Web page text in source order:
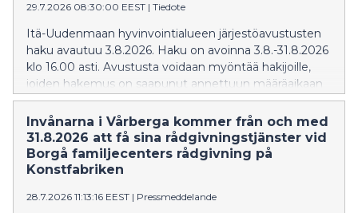
29.7.2026 08:30:00 EEST | Tiedote
Itä-Uudenmaan hyvinvointialueen järjestöavustusten
haku avautuu 3.8.2026. Haku on avoinna 3.8.-31.8.2026
klo 16.00 asti. Avustusta voidaan myöntää hakijoille,
joiden hakemus on saapunut annettuun määräaikaan
mennessä.
Invånarna i Vårberga kommer från och med
31.8.2026 att få sina rådgivningstjänster vid
Borgå familjecenters rådgivning på
Konstfabriken
28.7.2026 11:13:16 EEST | Pressmeddelande